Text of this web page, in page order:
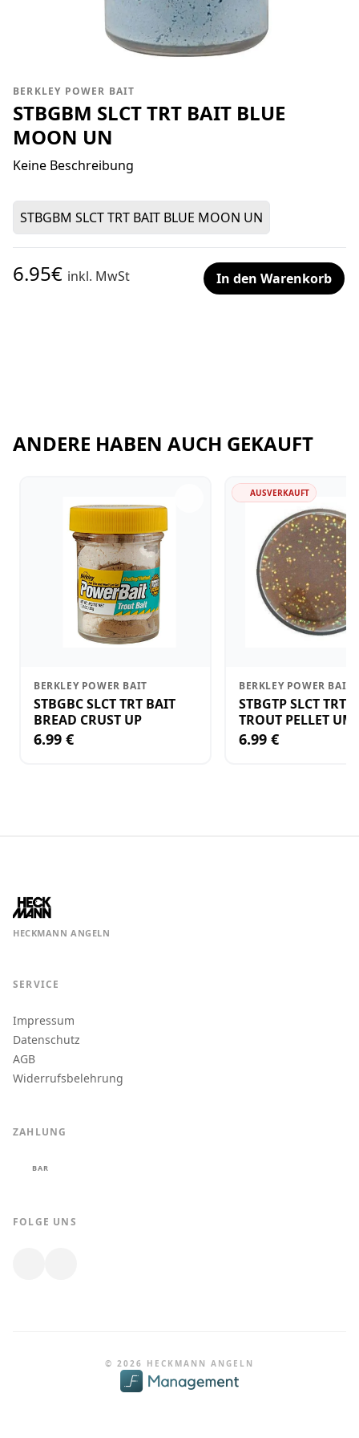
BERKLEY POWER BAIT
STBGBM SLCT TRT BAIT BLUE
MOON UN
Keine Beschreibung
STBGBM SLCT TRT BAIT BLUE MOON UN
6.95€ inkl. MwSt In den Warenkorb
ANDERE HABEN AUCH GEKAUFT
BERKLEY POWER BAIT
STBGBC SLCT TRT BAIT
BREAD CRUST UP
6.99 €
AUSVERKAUFT
BERKLEY POWER BAIT
STBGTP SLCT TRT
TROUT PELLET UM
6.99 €
HECKMANN ANGELN
SERVICE
Impressum
Datenschutz
AGB
Widerrufsbelehrung
ZAHLUNG
BAR
FOLGE UNS
© 2026 HECKMANN ANGELN